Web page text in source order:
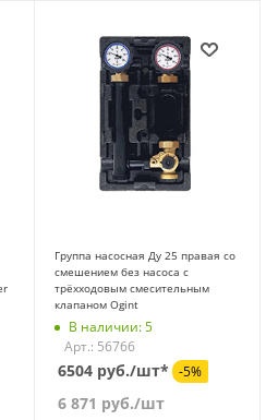
Группа насосная Ду 25 правая со
смешением без насоса с
трёхходовым смесительным
клапаном Ogint
В наличии: 5
Арт.: 56766
6504 руб./шт* -5%
6 871 руб./шт